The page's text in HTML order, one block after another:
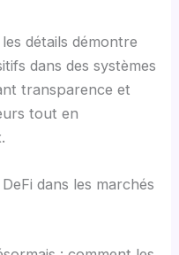
détails démontre
dans des systèmes
transparence et
tout en
dans les marchés